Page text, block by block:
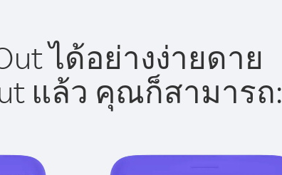
ได้อย่างง่ายดาย
แล้ว คุณก็สามารถ: